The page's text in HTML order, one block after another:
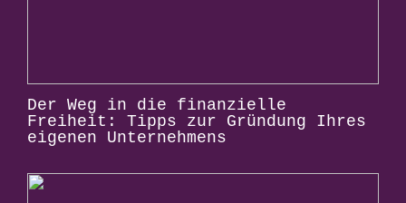
Der Weg in die finanzielle
Freiheit: Tipps zur Gründung Ihres
eigenen Unternehmens